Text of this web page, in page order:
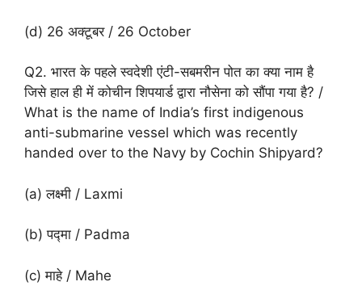
(d) 26 अक्टूबर / 26 October
Q2. भारत के पहले स्वदेशी एंटी-सबमरीन पोत का क्या नाम है
जिसे हाल ही में कोचीन शिपयार्ड द्वारा नौसेना को सौंपा गया है? /
What is the name of India’s first indigenous
anti-submarine vessel which was recently
handed over to the Navy by Cochin Shipyard?
(a) लक्ष्मी / Laxmi
(b) पद्मा / Padma
(c) माहे / Mahe